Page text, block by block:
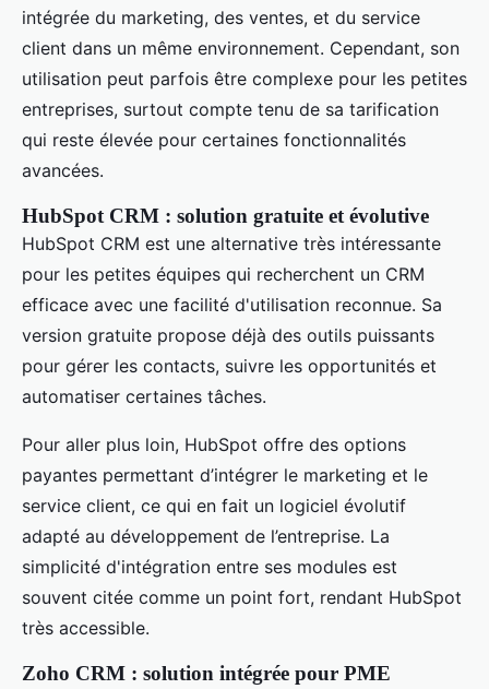
intégrée du marketing, des ventes, et du service
client dans un même environnement. Cependant, son
utilisation peut parfois être complexe pour les petites
entreprises, surtout compte tenu de sa tarification
qui reste élevée pour certaines fonctionnalités
avancées.
HubSpot CRM : solution gratuite et évolutive
HubSpot CRM est une alternative très intéressante
pour les petites équipes qui recherchent un CRM
efficace avec une facilité d'utilisation reconnue. Sa
version gratuite propose déjà des outils puissants
pour gérer les contacts, suivre les opportunités et
automatiser certaines tâches.
Pour aller plus loin, HubSpot offre des options
payantes permettant d’intégrer le marketing et le
service client, ce qui en fait un logiciel évolutif
adapté au développement de l’entreprise. La
simplicité d'intégration entre ses modules est
souvent citée comme un point fort, rendant HubSpot
très accessible.
Zoho CRM : solution intégrée pour PME